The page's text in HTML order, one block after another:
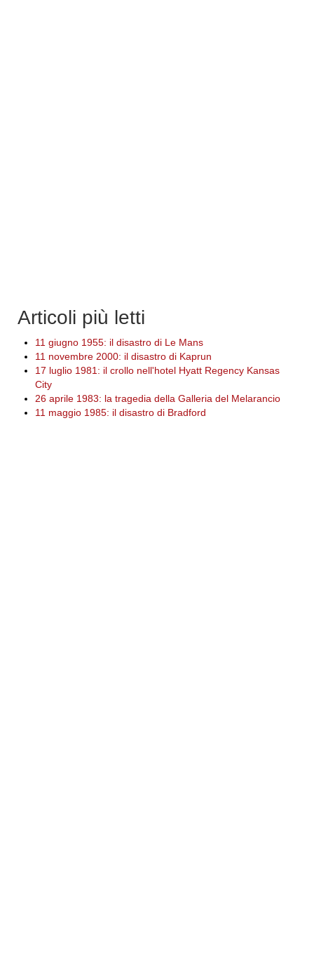
Articoli più letti
11 giugno 1955: il disastro di Le Mans
11 novembre 2000: il disastro di Kaprun
17 luglio 1981: il crollo nell'hotel Hyatt Regency Kansas
City
26 aprile 1983: la tragedia della Galleria del Melarancio
11 maggio 1985: il disastro di Bradford